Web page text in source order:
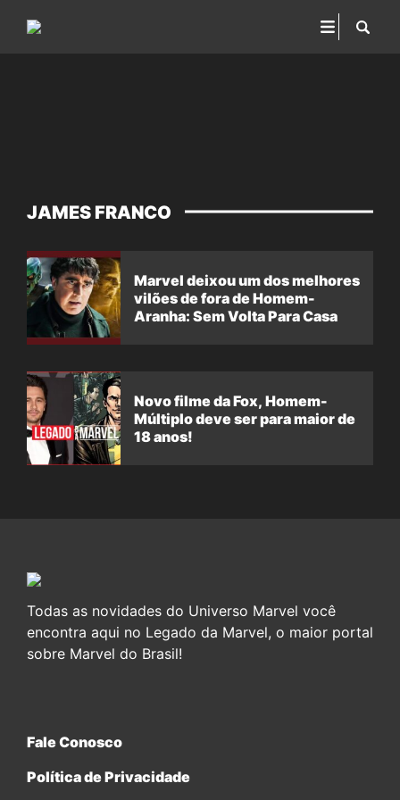
JAMES FRANCO
Marvel deixou um dos melhores
vilões de fora de Homem-
Aranha: Sem Volta Para Casa
Novo filme da Fox, Homem-
Múltiplo deve ser para maior de
18 anos!
Todas as novidades do Universo Marvel você
encontra aqui no Legado da Marvel, o maior portal
sobre Marvel do Brasil!
Fale Conosco
Política de Privacidade